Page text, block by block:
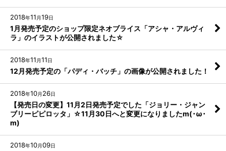
2018年11 月19日
1月発売予定のショップ限定ネオブライス「アシャ・アルヴィ
ラ」のイラストが公開されました☆
2018年11 月11日
12月発売予定の「パディ・バッチ」の画像が公開されました！
2018年10月 26日
【発売日の変更】11月2日発売予定でした「ジョリー・ジャン
ブリーピピロッタ」☆11月30日へと変更になりましたm(･ω･
m)
2018年10月09日